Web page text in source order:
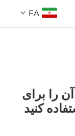
FA
را برای
کنید